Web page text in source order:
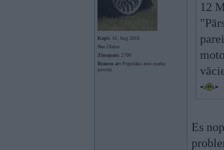
Kopš: 16. Aug 2016
No: Olaine
Ziņojumi: 2700
Braucu ar: Populāko auto marku
powerā.
12
Es